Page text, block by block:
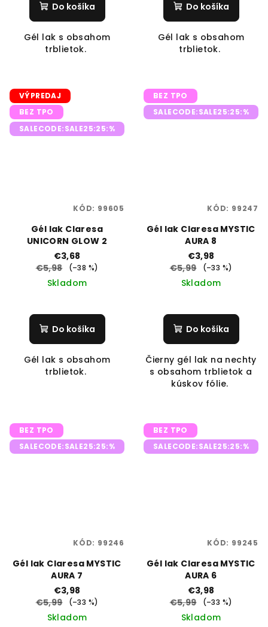
Do košíka
Gél lak s obsahom
trblietok.
Do košíka
Gél lak s obsahom
trblietok.
VÝPREDAJ
BEZ TPO
SALECODE:SALE25:25:%
Gél lak Claresa
UNICORN GLOW 2
€3,68
€5,98
(–38 %)
Skladom
Do košíka
Gél lak s obsahom
trblietok.
KÓD: 99605
BEZ TPO
SALECODE:SALE25:25:%
Gél lak Claresa MYSTIC
AURA 8
€3,98
€5,99
(–33 %)
Skladom
Do košíka
Čierny gél lak na nechty
s obsahom trblietok a
kúskov fólie.
KÓD: 99247
BEZ TPO
SALECODE:SALE25:25:%
Gél lak Claresa MYSTIC
AURA 7
€3,98
€5,99
(–33 %)
Skladom
KÓD: 99246
BEZ TPO
SALECODE:SALE25:25:%
Gél lak Claresa MYSTIC
AURA 6
€3,98
€5,99
(–33 %)
Skladom
KÓD: 99245